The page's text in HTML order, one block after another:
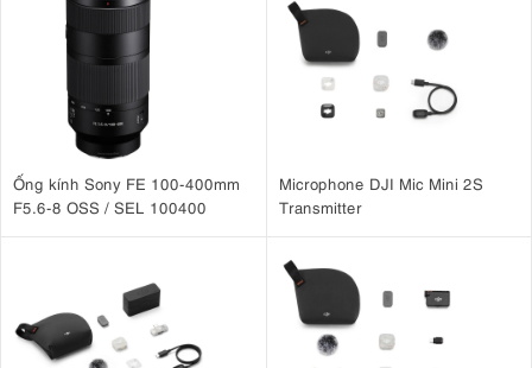
Nhiệt độ màu cố định 5600K Daylight tái tạo ánh sáng tự nhiên, phù
hợp cho nhiều mục đích sử dụng như:
Livestream
Chụp ảnh chân dung
Chụp sản phẩm
Phỏng vấn
Studio chuyên nghiệp
Ngoài ra, khả năng điều chỉnh độ sáng từ 0–100% giúp người dùng
linh hoạt kiểm soát cường độ ánh sáng theo từng điều kiện làm việc
3. Tái Tạo Màu Sắc Chính Xác – CRI 96,
Ống kính Sony FE 100-400mm
F5.6-8 OSS / SEL 100400
Microphone DJI Mic Mini 2S
Transmitter